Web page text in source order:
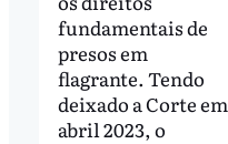
fundamentais de
presos em
flagrante. Tendo
deixado a Corte em
abril 2023, o